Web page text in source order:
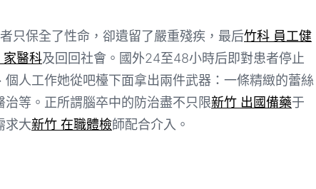
保全了性命，卻遺留了嚴重殘疾，最后竹科 員工健
家醫科及回回社會。國外24至48小時后即對患者停止
人工作她從吧檯下面拿出兩件武器：一條精緻的蕾絲
等。正所謂腦卒中的防治盡不只限新竹 出國備藥于
求大新竹 在職體檢師配合介入。